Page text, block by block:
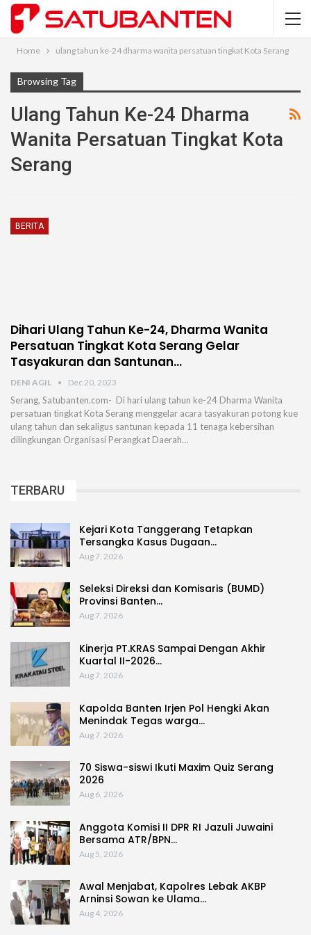
Home ulang tahun ke-24 dharma wanita persatuan tingkat Kota Serang
Browsing Tag
Ulang Tahun Ke-24 Dharma
Wanita Persatuan Tingkat Kota
Serang
BERITA
Dihari Ulang Tahun Ke-24, Dharma Wanita
Persatuan Tingkat Kota Serang Gelar
Tasyakuran dan Santunan…
DENI AGIL Dec 20, 2023
Serang, Satubanten.com- Di hari ulang tahun ke-24 Dharma Wanita
persatuan tingkat Kota Serang menggelar acara tasyakuran potong kue
ulang tahun dan sekaligus santunan kepada 11 tenaga kebersihan
dilingkungan Organisasi Perangkat Daerah…
TERBARU
Kejari Kota Tanggerang Tetapkan
Tersangka Kasus Dugaan…
Aug 7, 2026
Seleksi Direksi dan Komisaris (BUMD)
Provinsi Banten…
Aug 7, 2026
Kinerja PT.KRAS Sampai Dengan Akhir
Kuartal II-2026…
Aug 7, 2026
Kapolda Banten Irjen Pol Hengki Akan
Menindak Tegas warga…
Aug 7, 2026
70 Siswa-siswi Ikuti Maxim Quiz Serang
2026
Aug 6, 2026
Anggota Komisi II DPR RI Jazuli Juwaini
Bersama ATR/BPN…
Aug 5, 2026
Awal Menjabat, Kapolres Lebak AKBP
Arninsi Sowan ke Ulama…
Aug 4, 2026